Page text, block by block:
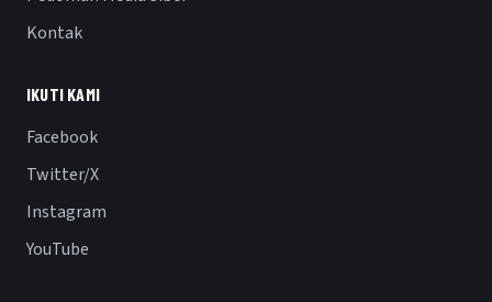
Kontak
IKUTI KAMI
Facebook
Twitter/X
Instagram
YouTube